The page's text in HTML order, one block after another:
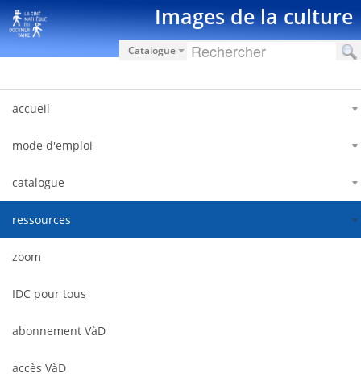
跳转到内容 Images de la culture
Catalogue
accueil
mode d'emploi
catalogue
ressources
zoom
IDC pour tous
abonnement VàD
accès VàD